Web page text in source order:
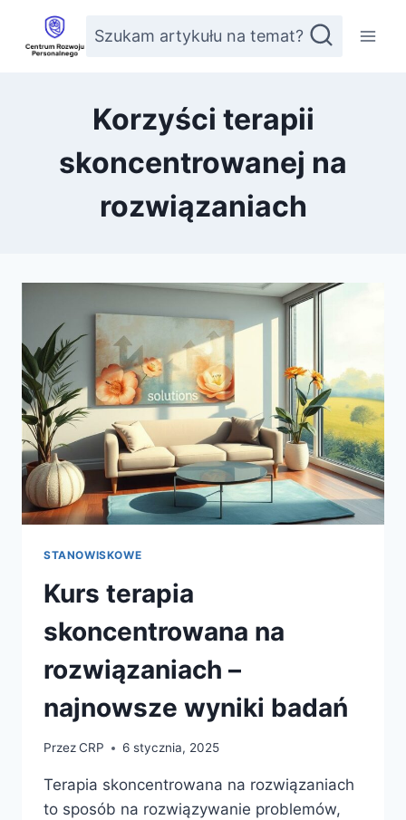
Przejdź
treści
Szukam artykułu na temat?
Korzyści terapii
skoncentrowanej na
rozwiązaniach
STANOWISKOWE
Kurs terapia
skoncentrowana na
rozwiązaniach –
najnowsze wyniki badań
PrzezCRP 6 stycznia, 2025
Terapia skoncentrowana na rozwiązaniach
to sposób na rozwiązywanie problemów,